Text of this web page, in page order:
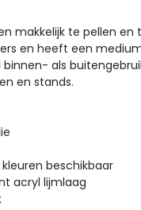
makkelijk te pellen
en heeft een
als
en stands.
beschikbaar
acryl lijmlaag